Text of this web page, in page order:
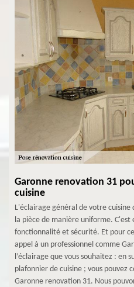
Garonne renovation 31
cuisine
L'éclairage général de votre cuisine
la pièce de manière uniforme.
fonctionnalité et sécurité. Et pour
appel à un professionnel comme
l’éclairage que vous souhaitez : en
plafonnier de cuisine ; vous pouvez
Garonne renovation 31. Nous